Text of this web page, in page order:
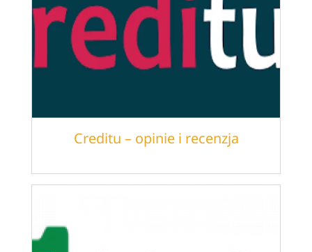
Creditu – opinie i recenzja